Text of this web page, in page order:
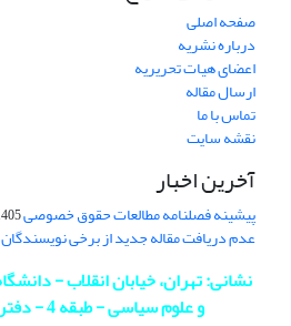
صفحه اصلی
درباره نشریه
اعضای هیات تحریریه
ارسال مقاله
تماس با ما
نقشه سایت
آخرین اخبار
پیشینه فصلنامه مطالعات حقوق خصوصی01-01
عدم دریافت مقاله جدید از برخی نویسندگان
نشانی: تهران، خیابان انقلاب -
و علوم سیاسی - طبقه 4 - دفتر مجله - اتاق 413